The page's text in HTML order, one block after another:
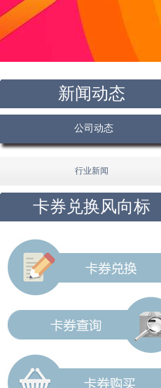
新闻动态
公司动态
行业新闻
卡券兑换风向标